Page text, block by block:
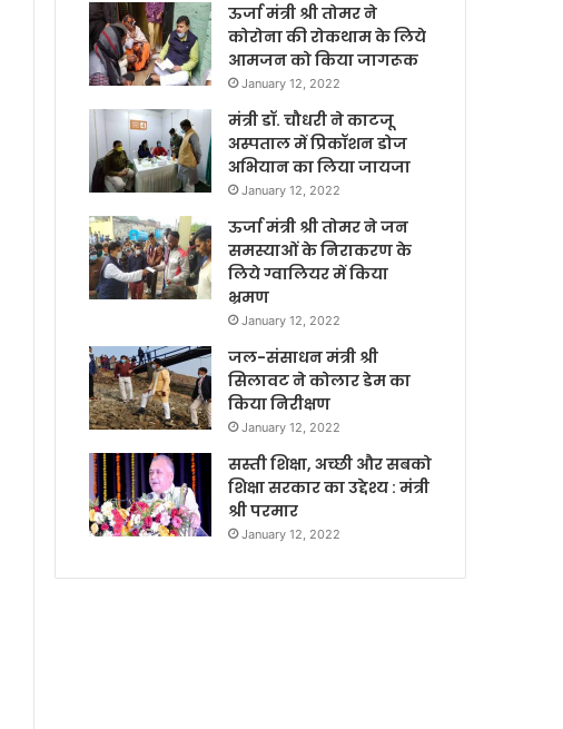
ऊर्जा मंत्री श्री तोमर ने
कोरोना की रोकथाम के लिये
आमजन को किया जागरूक
January 12, 2022
मंत्री डॉ. चौधरी ने काटजू
अस्पताल में प्रिकॉशन डोज
अभियान का लिया जायजा
January 12, 2022
ऊर्जा मंत्री श्री तोमर ने जन
समस्याओं के निराकरण के
लिये ग्वालियर में किया
भ्रमण
January 12, 2022
जल-संसाधन मंत्री श्री
सिलावट ने कोलार डेम का
किया निरीक्षण
January 12, 2022
सस्ती शिक्षा, अच्छी और सबको
शिक्षा सरकार का उद्देश्य : मंत्री
श्री परमार
January 12, 2022